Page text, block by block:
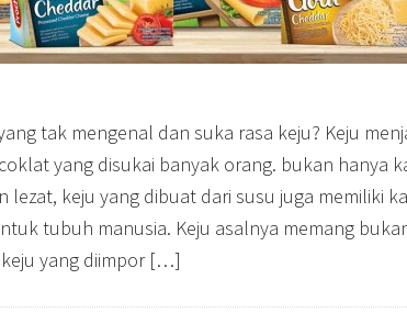
tak mengenal dan suka rasa keju? Keju
yang disukai banyak orang. bukan hanya
lezat, keju yang dibuat dari susu juga memiliki
tubuh manusia. Keju asalnya memang
yang diimpor […]